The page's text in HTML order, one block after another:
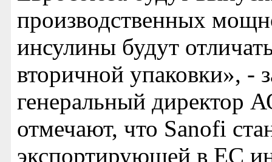
производственных
инсулины будут
вторичной упаковки», -
генеральный директор
отмечают, что Sanofi
экспортирующей в ЕС